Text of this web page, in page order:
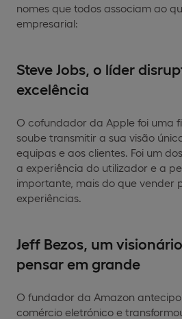
nomes que todos associam ao
empresarial:
Steve Jobs, o líder
excelência
O cofundador da Apple foi uma
soube transmitir a sua visão
equipas e aos clientes. Foi um
a experiência do utilizador e a
importante, mais do que vender
experiências.
Jeff Bezos, um
pensar em grande
O fundador da Amazon
comércio eletrónico e